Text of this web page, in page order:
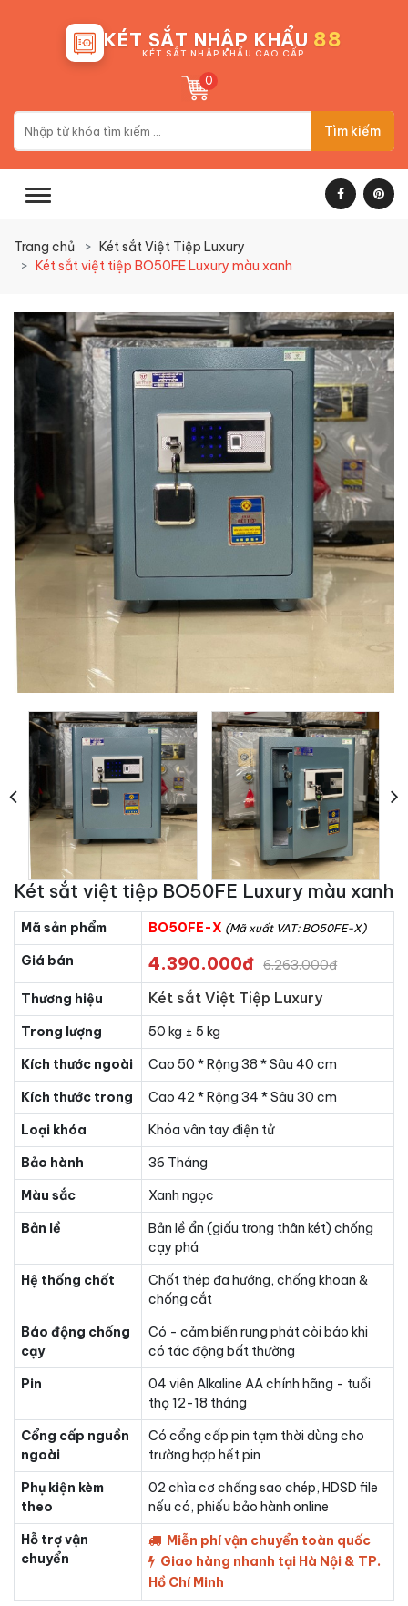
KÉT SẮT NHẬP KHẨU 88
KÉT SẮT NHẬP KHẨU CAO CẤP
0
Tìm kiếm
Trang chủ
Két sắt Việt Tiệp Luxury
Két sắt việt tiệp BO50FE Luxury màu xanh
Két sắt việt tiệp BO50FE Luxury màu xanh
Mã sản phẩm BO50FE-X (Mã xuất VAT: BO50FE-X)
Giá bán 4.390.000đ 6.263.000đ
Thương hiệu Két sắt Việt Tiệp Luxury
Trong lượng
50 kg ± 5 kg
Kích thước ngoài
Cao 50 * Rộng 38 * Sâu 40 cm
Kích thước trong
Cao 42 * Rộng 34 * Sâu 30 cm
Loại khóa
Khóa vân tay điện tử
Bảo hành
36 Tháng
Màu sắc
Xanh ngọc
Bản lề
Bản lề ẩn (giấu trong thân két) chống
cạy phá
Hệ thống chốt
Chốt thép đa hướng, chống khoan &
chống cắt
Báo động chống
cạy
Có - cảm biến rung phát còi báo khi
có tác động bất thường
Pin
04 viên Alkaline AA chính hãng - tuổi
thọ 12-18 tháng
Cổng cấp nguồn
ngoài
Có cổng cấp pin tạm thời dùng cho
trường hợp hết pin
Phụ kiện kèm
theo
02 chìa cơ chống sao chép, HDSD file
nếu có, phiếu bảo hành online
Hỗ trợ vận
chuyển
Miễn phí vận chuyển toàn quốc
Giao hàng nhanh tại Hà Nội & TP.
Hồ Chí Minh